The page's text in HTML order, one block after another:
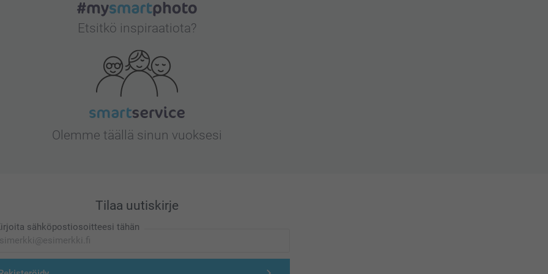
Etsitkö inspiraatiota?
Olemme täällä sinun vuoksesi
Tilaa uutiskirje
sähköpostiosoitteesi tähän